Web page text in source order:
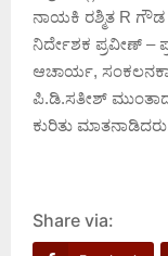
ನಾಯಕಿ ರಶ್ಮಿತ R ಗೌಡ
ನಿರ್ದೇಶಕ ಪ್ರವೀಣ್ –
ಆಚಾರ್ಯ,
ಪಿ.ಡಿ.ಸತೀಶ್
ಕುರಿತು
Share via: